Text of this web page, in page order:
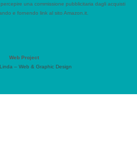
una commissione pubblicitaria dagli acquisti
e fornendo link al sito Amazon.it.
Web Project
– Web & Graphic Design